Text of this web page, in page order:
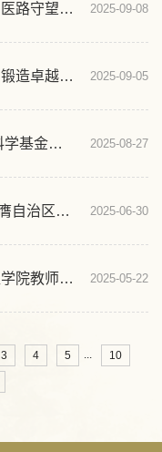
【教师节特辑】执灯引路传薪火，医路守望育新人：2025年优秀教研室及优秀教学管理人员风采展 2025-09-08
【教师节特辑】弘扬教育家精神，锻造卓越师资队伍——第三临床医学院2024-2025学年优秀教学集体与个人表彰 2025-09-05
【喜报】我院2025年度国家自然科学基金立项再创佳绩，斩获10项资助！ 2025-08-27
【喜报】科研沃土育硕果 | 我院荣膺自治区突出贡献奖及4项科技进步奖！ 2025-06-30
【喜报】新疆医科大学第三临床医学院教师团队在第五届教师教学创新大赛新疆赛区中斩获佳绩 2025-05-22
3 4 5 ... 10